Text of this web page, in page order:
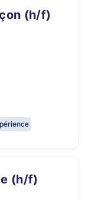
(h/f)
(h/f)